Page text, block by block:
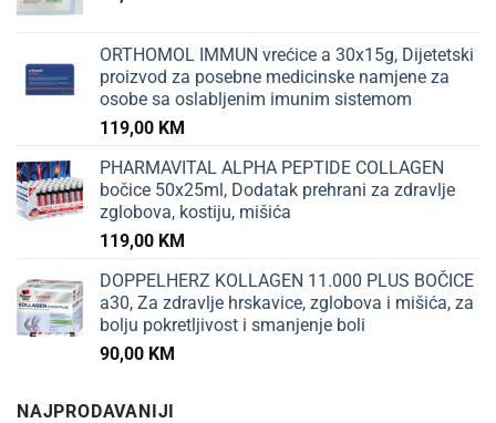
ORTHOMOL IMMUN vrećice a 30x15g, Dijetetski
proizvod za posebne medicinske namjene za
osobe sa oslabljenim imunim sistemom
119,00 KM
PHARMAVITAL ALPHA PEPTIDE COLLAGEN
bočice 50x25ml, Dodatak prehrani za zdravlje
zglobova, kostiju, mišića
119,00 KM
DOPPELHERZ KOLLAGEN 11.000 PLUS BOČICE
a30, Za zdravlje hrskavice, zglobova i mišića, za
bolju pokretljivost i smanjenje boli
90,00 KM
NAJPRODAVANIJI